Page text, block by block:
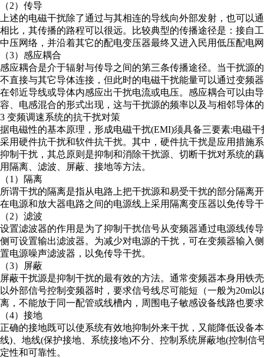
（2）传导
上述的电磁干扰除了通过与其相连的导线向外部发射，也可
相比，其传播的路程可以很远。比较典型的传播途径是：接自
中压网络，并沿着其它的配电变压器最终又进入民用低压配电
（3）感应耦合
感应耦合是介于辐射与传导之间的第三条传播途径。当干扰源
不直接与其它导体连接，但此时的电磁干扰能量可以通过变频
在邻近导线或导体内感应出干扰电流或电压。感应耦合可以由
容、电感混合的形式出现，这与干扰源的频率以及与相邻导体
3 变频调速系统的抗干扰对策
据电磁性的基本原理，形成电磁干扰(EMI)须具备三要素:电磁
采用硬件抗干扰和软件抗干扰。其中，硬件抗干扰是应用措施
抑制干扰，其总原则是抑制和消除干扰源、切断干扰对系统的
用隔离、滤波、屏蔽、接地等方法。
（1）隔离
所谓干扰的隔离是指从电路上把干扰源和易受干扰的部分隔离
在电源和放大器电路之间的电源线上采用隔离变压器以免传导
（2）滤波
设置滤波器的作用是为了抑制干扰信号从变频器通过电源线传
侧可设置输出滤波器。为减少对电源的干扰，可在变频器输入
置电源噪声滤波器，以免传导干扰。
（3）屏蔽
屏蔽干扰源是抑制干扰的最有效的方法。通常变频器本身用铁
以外部信号控制变频器时，要求信号线尽可能短（一般为20m
离，不能放于同一配管或线槽内，周围电子敏感设备线路也要
（4）接地
正确的接地既可以使系统有效地抑制外来干扰，又能降低设备
线)、地线(保护接地、系统接地)不分、控制系统屏蔽地(控制
定性和可靠性。